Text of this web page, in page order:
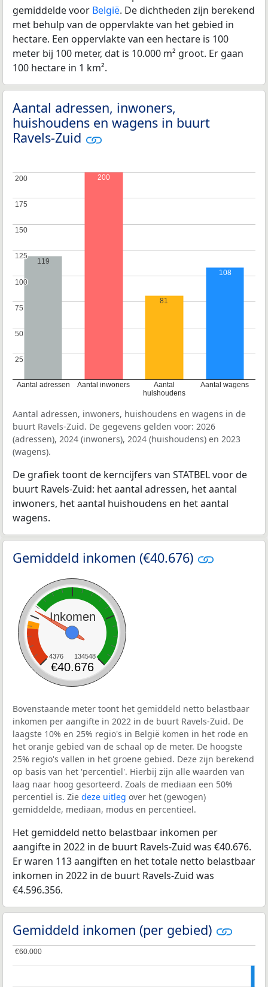
gemiddelde voor België. De dichtheden zijn berekend
met behulp van de oppervlakte van het gebied in
hectare. Een oppervlakte van een hectare is 100
meter bij 100 meter, dat is 10.000 m² groot. Er gaan
100 hectare in 1 km².
Aantal adressen, inwoners,
huishoudens en wagens in buurt
Ravels-Zuid
Aantal adressen Aantal inwoners
Aantal
huishoudens
Aantal wagens
25
25
50
50
75
75
100
100
125
125
150
150
175
175
200
200
119
200
81
108
Aantal adressen, inwoners, huishoudens en wagens in de
buurt Ravels-Zuid. De gegevens gelden voor: 2026
(adressen), 2024 (inwoners), 2024 (huishoudens) en 2023
(wagens).
De grafiek toont de kerncijfers van STATBEL voor de
buurt Ravels-Zuid: het aantal adressen, het aantal
inwoners, het aantal huishoudens en het aantal
wagens.
Gemiddeld inkomen (€40.676)
Inkomen
4376 134548
€40.676
Bovenstaande meter toont het gemiddeld netto belastbaar
inkomen per aangifte in 2022 in de buurt Ravels-Zuid. De
laagste 10% en 25% regio's in België komen in het rode en
het oranje gebied van de schaal op de meter. De hoogste
25% regio's vallen in het groene gebied. Deze zijn berekend
op basis van het 'percentiel'. Hierbij zijn alle waarden van
laag naar hoog gesorteerd. Zoals de mediaan een 50%
percentiel is. Zie deze uitleg over het (gewogen)
gemiddelde, mediaan, modus en percentieel.
Het gemiddeld netto belastbaar inkomen per
aangifte in 2022 in de buurt Ravels-Zuid was €40.676.
Er waren 113 aangiften en het totale netto belastbaar
inkomen in 2022 in de buurt Ravels-Zuid was
€4.596.356.
Gemiddeld inkomen (per gebied)
€60.000
€60.000